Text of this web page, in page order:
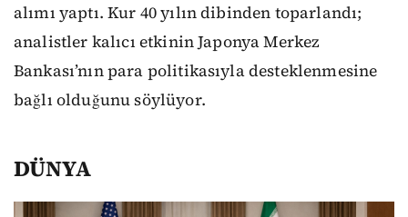
alımı yaptı. Kur 40 yılın dibinden toparlandı;
analistler kalıcı etkinin Japonya Merkez
Bankası’nın para politikasıyla desteklenmesine
bağlı olduğunu söylüyor.
DÜNYA